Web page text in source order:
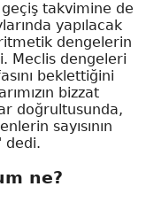
geçiş takvimine de
yapılacak
dengelerin
Meclis dengeleri
beklettiğini
bizzat
doğrultusunda,
sayısının
dedi.
ne?